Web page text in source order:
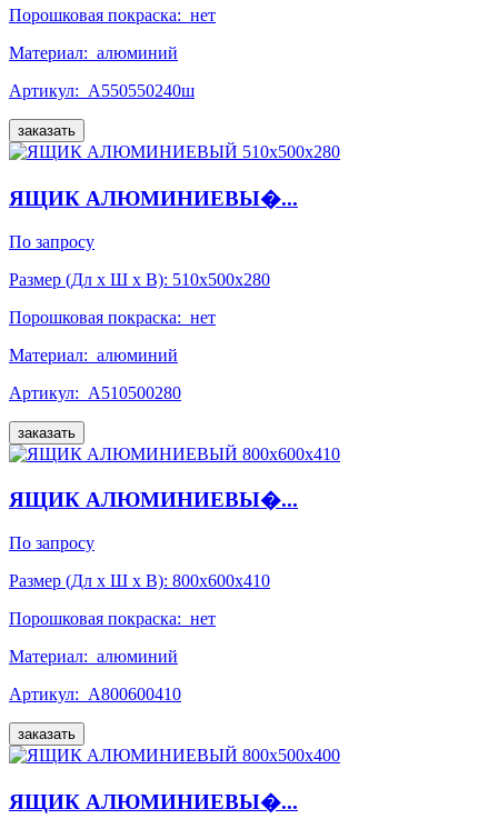
Порошковая покраска: нет
Материал: алюминий
Артикул: А550550240ш
заказать
ЯЩИК АЛЮМИНИЕВЫ�...
По запросу
Размер (Дл x Ш x В): 510x500x280
Порошковая покраска: нет
Материал: алюминий
Артикул: А510500280
заказать
ЯЩИК АЛЮМИНИЕВЫ�...
По запросу
Размер (Дл x Ш x В): 800x600x410
Порошковая покраска: нет
Материал: алюминий
Артикул: А800600410
заказать
ЯЩИК АЛЮМИНИЕВЫ�...